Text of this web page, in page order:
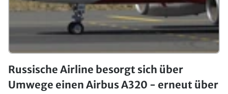
Russische Airline besorgt sich über
Umwege einen Airbus A320 - erneut über